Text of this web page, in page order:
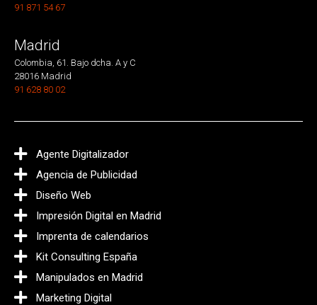
91 871 54 67
Madrid
Colombia, 61. Bajo dcha. A y C
28016 Madrid
91 628 80 02
Agente Digitalizador
Agencia de Publicidad
Diseño Web
Impresión Digital en Madrid
Imprenta de calendarios
Kit Consulting España
Manipulados en Madrid
Marketing Digital